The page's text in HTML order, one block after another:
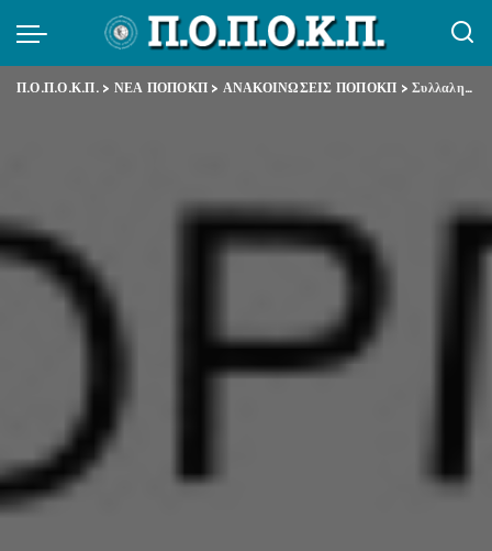
Π.Ο.Π.Ο.Κ.Π.> ΝΕΑ ΠΟΠΟΚΠ > ΑΝΑΚΟΙΝΩΣΕΙΣ ΠΟΠΟΚΠ >Συλλαλητήριο διαμαρτυρίας Πέμπτη 27.2 στη Βουλή